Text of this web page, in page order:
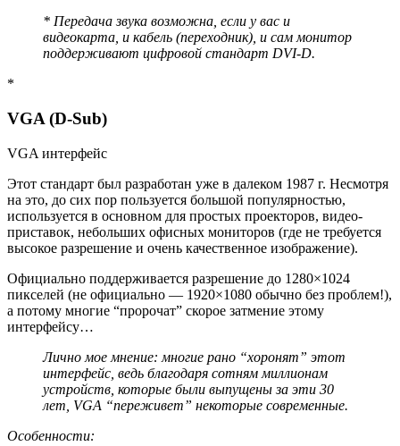
* Передача звука возможна, если у вас и
видеокарта, и кабель (переходник), и сам монитор
поддерживают цифровой стандарт DVI-D.
*
VGA (D-Sub)
VGA интерфейс
Этот стандарт был разработан уже в далеком 1987 г. Несмотря
на это, до сих пор пользуется большой популярностью,
используется в основном для простых проекторов, видео-
приставок, небольших офисных мониторов (где не требуется
высокое разрешение и очень качественное изображение).
Официально поддерживается разрешение до 1280×1024
пикселей (не официально — 1920×1080 обычно без проблем!),
а потому многие “пророчат” скорое затмение этому
интерфейсу…
Лично мое мнение: многие рано “хоронят” этот
интерфейс, ведь благодаря сотням миллионам
устройств, которые были выпущены за эти 30
лет, VGA “переживет” некоторые современные.
Особенности: